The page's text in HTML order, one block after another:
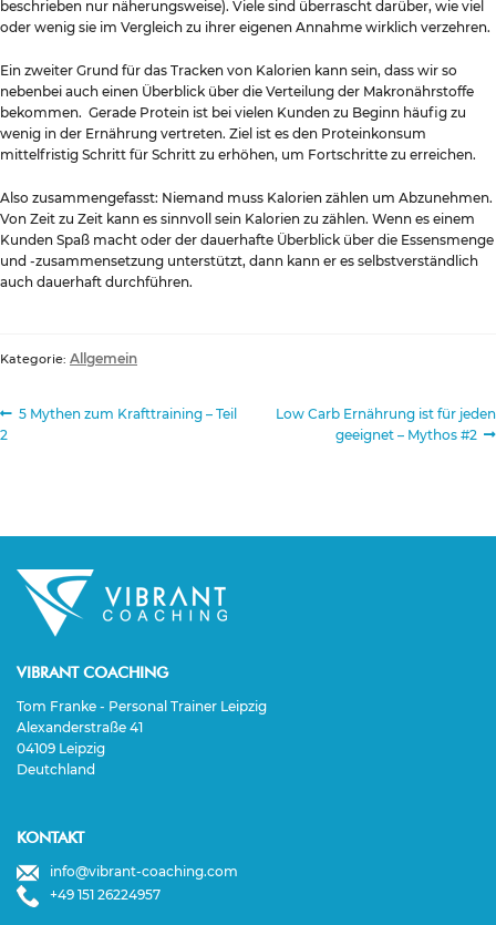
beschrieben nur näherungsweise). Viele sind überrascht darüber, wie viel
oder wenig sie im Vergleich zu ihrer eigenen Annahme wirklich verzehren.
Ein zweiter Grund für das Tracken von Kalorien kann sein, dass wir so
nebenbei auch einen Überblick über die Verteilung der Makronährstoffe
bekommen. Gerade Protein ist bei vielen Kunden zu Beginn häufig zu
wenig in der Ernährung vertreten. Ziel ist es den Proteinkonsum
mittelfristig Schritt für Schritt zu erhöhen, um Fortschritte zu erreichen.
Also zusammengefasst: Niemand muss Kalorien zählen um Abzunehmen.
Von Zeit zu Zeit kann es sinnvoll sein Kalorien zu zählen. Wenn es einem
Kunden Spaß macht oder der dauerhafte Überblick über die Essensmenge
und -zusammensetzung unterstützt, dann kann er es selbstverständlich
auch dauerhaft durchführen.
Kategorie: Allgemein
Beitragsnavigation
Vorheriger
5 Mythen zum Krafttraining – Teil
2
Nächster
Low Carb Ernährung ist für jeden
geeignet – Mythos #2
VIBRANT COACHING
Tom Franke - Personal Trainer Leipzig
Alexanderstraße 41
04109 Leipzig
Deutchland
KONTAKT
info@vibrant-coaching.com
+49 151 26224957